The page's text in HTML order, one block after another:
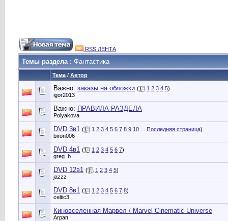
RSS ЛЕНТА
Темы раздела: Фантастика
Тема / Автор
Важно: заказы на обложки ( 1 2 3 4 5)
igor2013
Важно: ПРАВИЛА РАЗДЕЛА
Polyakova
DVD 3в1 ( 1 2 3 4 5 6 7 8 9 10 Последняя страница)
biron006
DVD 4в1 ( 1 2 3 4 5 6 7)
greg_b
DVD 12в1 ( 1 2 3 4 5)
jazzz
DVD 8в1 ( 1 2 3 4 5 6 7 8)
celtic3
Киновселенная Марвел / Marvel Cinematic Universe
Аграп